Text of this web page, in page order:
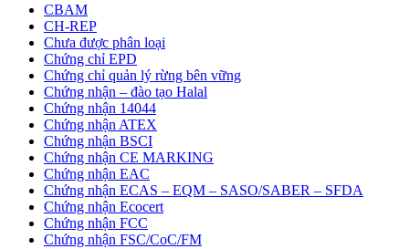
CBAM
CH-REP
Chưa được phân loại
Chứng chỉ EPD
Chứng chỉ quản lý rừng bên vững
Chứng nhận – đào tạo Halal
Chứng nhận 14044
Chứng nhận ATEX
Chứng nhận BSCI
Chứng nhận CE MARKING
Chứng nhận EAC
Chứng nhận ECAS – EQM – SASO/SABER – SFDA
Chứng nhận Ecocert
Chứng nhận FCC
Chứng nhận FSC/CoC/FM